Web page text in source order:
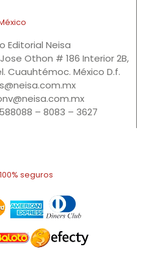
Editorial Neisa
Othon # 186 Interior 2B,
Cuauhtémoc. México D.f.
– 8083 – 3627
seguros